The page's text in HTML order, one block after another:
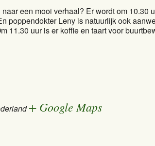
een mooi verhaal? Er wordt om 10.30
poppendokter Leny is natuurlijk ook
11.30 uur is er koffie en taart voor
+ Google Maps